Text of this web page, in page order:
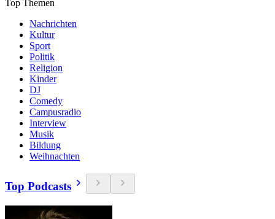
Top Themen
Nachrichten
Kultur
Sport
Politik
Religion
Kinder
DJ
Comedy
Campusradio
Interview
Musik
Bildung
Weihnachten
Top Podcasts